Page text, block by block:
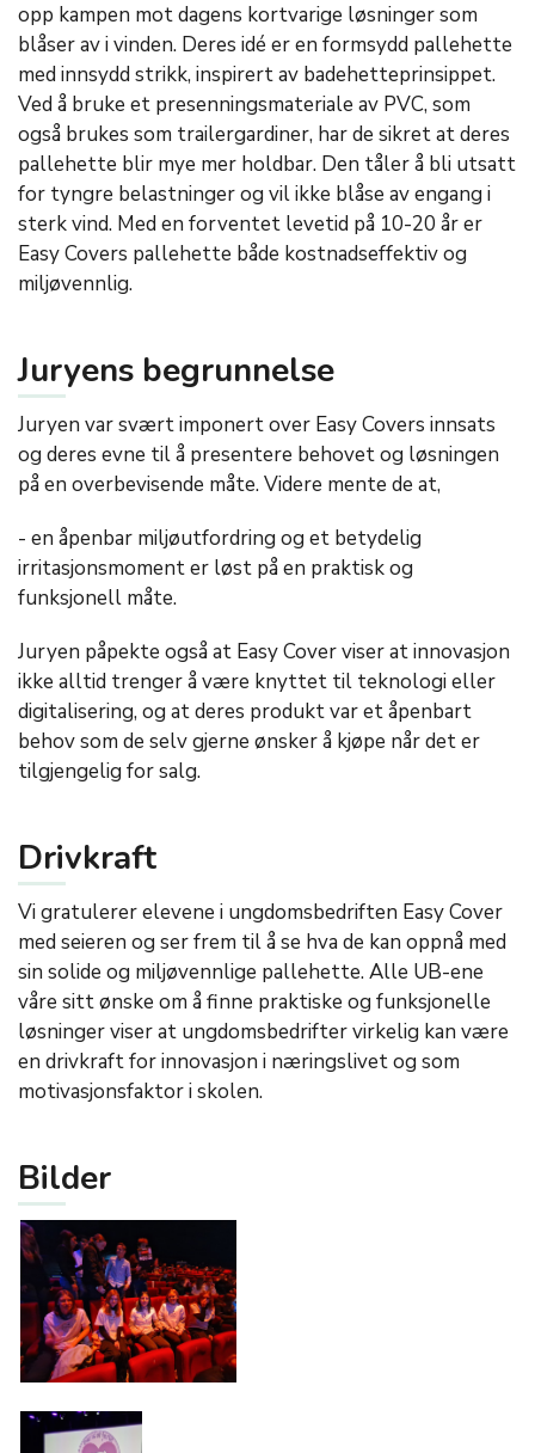
opp kampen mot dagens kortvarige løsninger som
blåser av i vinden. Deres idé er en formsydd pallehette
med innsydd strikk, inspirert av badehetteprinsippet.
Ved å bruke et presenningsmateriale av PVC, som
også brukes som trailergardiner, har de sikret at deres
pallehette blir mye mer holdbar. Den tåler å bli utsatt
for tyngre belastninger og vil ikke blåse av engang i
sterk vind. Med en forventet levetid på 10-20 år er
Easy Covers pallehette både kostnadseffektiv og
miljøvennlig.
Juryens begrunnelse
Juryen var svært imponert over Easy Covers innsats
og deres evne til å presentere behovet og løsningen
på en overbevisende måte. Videre mente de at,
- en åpenbar miljøutfordring og et betydelig
irritasjonsmoment er løst på en praktisk og
funksjonell måte.
Juryen påpekte også at Easy Cover viser at innovasjon
ikke alltid trenger å være knyttet til teknologi eller
digitalisering, og at deres produkt var et åpenbart
behov som de selv gjerne ønsker å kjøpe når det er
tilgjengelig for salg.
Drivkraft
Vi gratulerer elevene i ungdomsbedriften Easy Cover
med seieren og ser frem til å se hva de kan oppnå med
sin solide og miljøvennlige pallehette. Alle UB-ene
våre sitt ønske om å finne praktiske og funksjonelle
løsninger viser at ungdomsbedrifter virkelig kan være
en drivkraft for innovasjon i næringslivet og som
motivasjonsfaktor i skolen.
Bilder